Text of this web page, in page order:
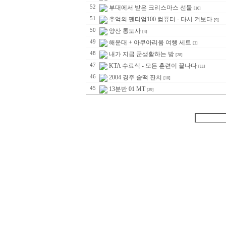
52 부대에서 받은 크리스마스 선물 [10]
51 추억의 펜티엄100 컴퓨터 - 다시 켜보다 [9]
50 양산 통도사 [4]
49 해운대 + 아쿠아리움 여행 세트 [3]
48 내가 지금 군생활하는 방 [28]
47 KTA 수료식 - 모든 훈련이 끝나다 [11]
46 2004 경주 술떡 잔치 [18]
45 13분반 01 MT [29]